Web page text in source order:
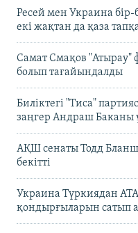
Ресей мен Украина
екі жақтан да қаза
Самат Смақов "Атырау"
болып тағайындалды
Биліктегі "Тиса"
заңгер Андраш Баканы
АҚШ сенаты Тодд
бекітті
Украина Түркиядан
қондырғыларын сатып